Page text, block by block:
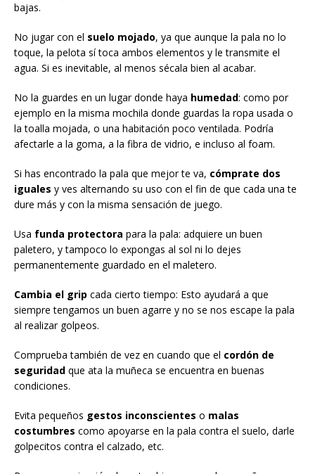
bajas.
No jugar con el suelo mojado, ya que aunque la pala no lo
toque, la pelota sí toca ambos elementos y le transmite el
agua. Si es inevitable, al menos sécala bien al acabar.
No la guardes en un lugar donde haya humedad: como por
ejemplo en la misma mochila donde guardas la ropa usada o
la toalla mojada, o una habitación poco ventilada. Podría
afectarle a la goma, a la fibra de vidrio, e incluso al foam.
Si has encontrado la pala que mejor te va, cómprate dos
iguales y ves alternando su uso con el fin de que cada una te
dure más y con la misma sensación de juego.
Usa funda protectora para la pala: adquiere un buen
paletero, y tampoco lo expongas al sol ni lo dejes
permanentemente guardado en el maletero.
Cambia el grip cada cierto tiempo: Esto ayudará a que
siempre tengamos un buen agarre y no se nos escape la pala
al realizar golpeos.
Comprueba también de vez en cuando que el cordón de
seguridad que ata la muñeca se encuentra en buenas
condiciones.
Evita pequeños gestos inconscientes o malas
costumbres como apoyarse en la pala contra el suelo, darle
golpecitos contra el calzado, etc.